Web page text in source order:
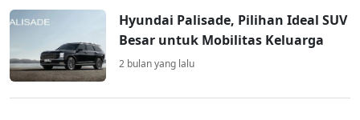
Hyundai Palisade, Pilihan Ideal SUV
Besar untuk Mobilitas Keluarga
2 bulan yang lalu